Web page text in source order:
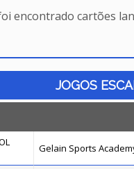
encontrado cartões
JOGOS
Gelain Sports